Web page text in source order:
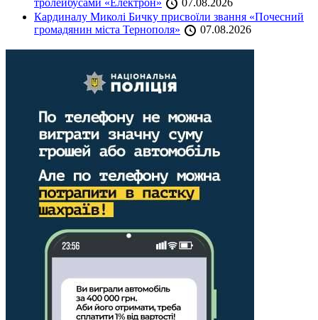
тролейбусами «Електрон»
07.08.2026
Кардиналу Миколі Бичку присвоїли звання «Почесний
громадянин міста Тернополя»
07.08.2026